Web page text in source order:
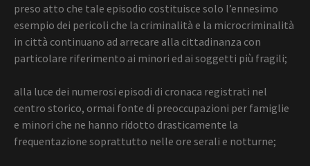
preso atto che tale episodio costituisce solo l’ennesimo
esempio dei pericoli che la criminalità e la microcriminalità
in città continuano ad arrecare alla cittadinanza con
particolare riferimento ai minori ed ai soggetti più fragili;
alla luce dei numerosi episodi di cronaca registrati nel
centro storico, ormai fonte di preoccupazioni per famiglie
e minori che ne hanno ridotto drasticamente la
frequentazione soprattutto nelle ore serali e notturne;